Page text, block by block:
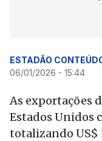
ESTADÃO
06/01/2026 - 15:44
As exportações
Estados Unidos
totalizando US$